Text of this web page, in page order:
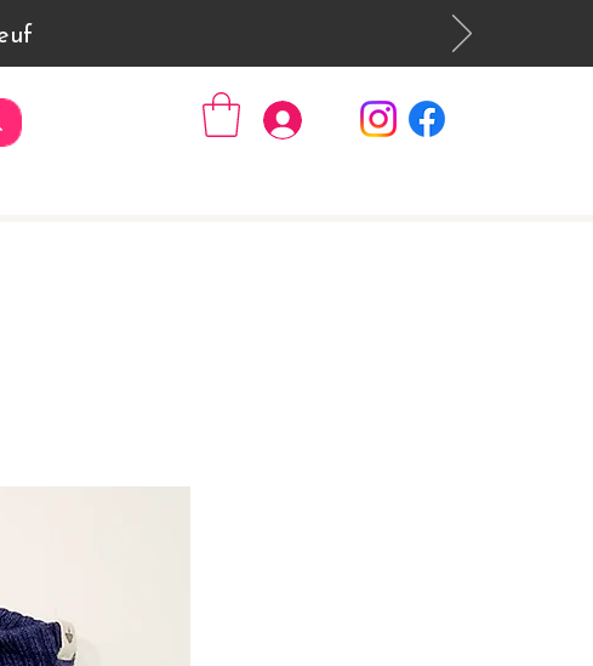
Se connecter